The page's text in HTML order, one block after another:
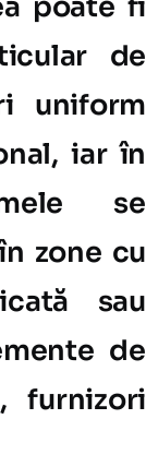
de
uniform
iar în
se
zone cu
sau
de
furnizori